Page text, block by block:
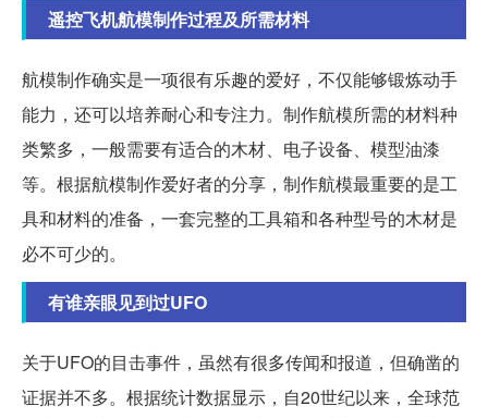
遥控飞机航模制作过程及所需材料
航模制作确实是一项很有乐趣的爱好，不仅能够锻炼动手
能力，还可以培养耐心和专注力。制作航模所需的材料种
类繁多，一般需要有适合的木材、电子设备、模型油漆
等。根据航模制作爱好者的分享，制作航模最重要的是工
具和材料的准备，一套完整的工具箱和各种型号的木材是
必不可少的。
有谁亲眼见到过UFO
关于UFO的目击事件，虽然有很多传闻和报道，但确凿的
证据并不多。根据统计数据显示，自20世纪以来，全球范